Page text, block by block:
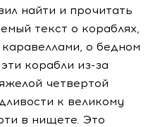
найти и прочитать
текст о кораблях,
о бедном
корабли из-за
четвертой
к великому
в нищете. Это